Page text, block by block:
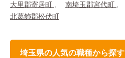
大里郡寄居町
南埼玉郡宮代町
北葛飾郡松伏町
埼玉県の人気の職種から探す